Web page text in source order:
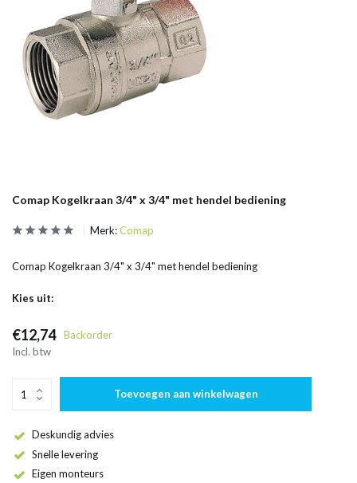
Comap Kogelkraan 3/4" x 3/4" met hendel bediening
Merk:Comap
Comap Kogelkraan 3/4" x 3/4" met hendel bediening
Kies uit:
€12,74
Backorder
Incl. btw
Toevoegen aan winkelwagen
Deskundig advies
Snelle levering
Eigen monteurs